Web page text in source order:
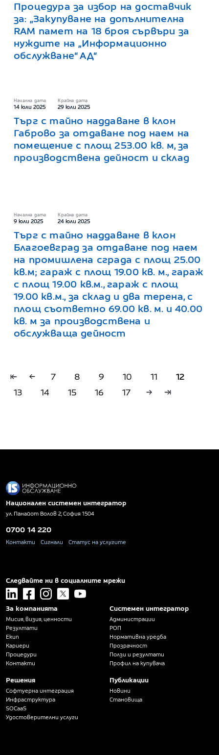
Процедура за избор на доставчик
за: „Закупуване на допълнителна
RAM памет на 18 броя сървъри за
нуждите на „Информационно
обслужване“ АД“
Начална дата
14 юли 2025
Крайна дата
29 юли 2025
Търг с тайно наддаване в клон
Габрово за отдаване под наем на
помещение с площ 253.00 кв. м, за
производствена дейност и склад
Начална дата
9 юли 2025
Крайна дата
24 юли 2025
Търг с тайно наддаване в клон
Благоевград за отдаване под наем
на промишлена сграда с площ 25.00
кв.м; гараж с площ 19.00 кв. м., гараж
с площ 19.00 кв.м., гараж с площ
19.00 кв.м., за склад и два терена, с
площ съответно 69.00 кв. м. и 40.00
кв. м за производствена и
обслужваща дейност
7 8 9 10 11
12
13
14 15 16 17
Национален системен интегратор
ул. Панайот Волов 2, София 1504
0700 14 220
Контакти Сигнали Статус на услугите
Следвайте ни в социалните мрежи
linkedin facebookinstagram
x youtube
За компанията
Мисия, визия, ценности
Резултати
Екип
Кариери
Процедури
Контакти
Решения
Софтуерна интеграция
Инфраструктура
SOCaaS
Удостоверителни услуги
Системен интегратор
Администрации
РОП
Нормативна уредба
Прозрачност
Ползи и резултати
Профил на купувача
Публикации
Новини
Становища